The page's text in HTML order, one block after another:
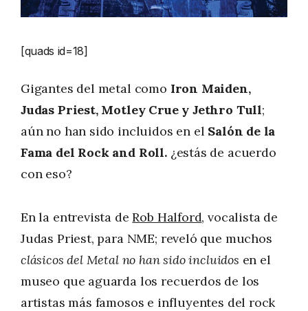
[quads id=18]
Gigantes del metal como Iron Maiden,
Judas Priest, Motley Crue y Jethro Tull;
aún no han sido incluidos en el Salón de la
Fama del Rock and Roll.¿estás de acuerdo
con eso?
En la entrevista deRob Halford, vocalista de
Judas Priest, para NME; reveló que muchos
clásicos del Metal no han sido incluidos en el
museo que aguarda los recuerdos de los
artistas más famosos e influyentes del rock